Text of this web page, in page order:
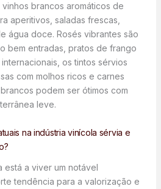
brancos aromáticos de
aperitivos, saladas frescas,
água doce. Rosés vibrantes são
bem entradas, pratos de frango
os tintos sérvios
com molhos ricos e carnes
podem ser ótimos com
leve.
na indústria vinícola sérvia e
está a viver um notável
tendência para a valorização e